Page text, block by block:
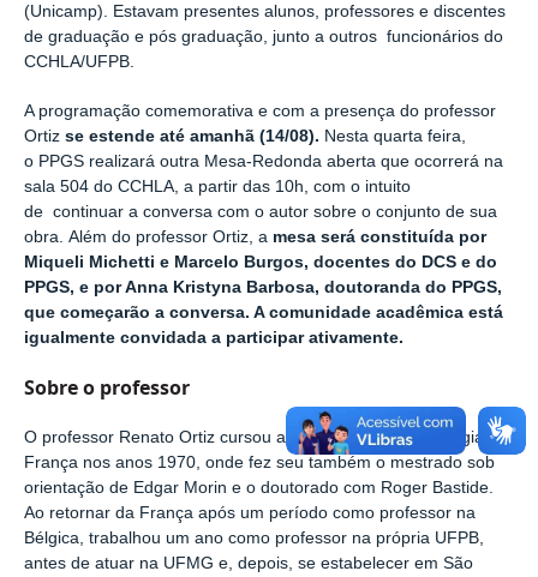
(Unicamp). Estavam presentes alunos, professores e discentes
de graduação e pós graduação, junto a outros funcionários do
CCHLA/UFPB.
A programação comemorativa e com a presença do professor
Ortiz se estende até amanhã (14/08). Nesta quarta feira,
o PPGS realizará outra Mesa-Redonda aberta que ocorrerá na
sala 504 do CCHLA, a partir das 10h, com o intuito
de continuar a conversa com o autor sobre o conjunto de sua
obra. Além do professor Ortiz, a mesa será constituída por
Miqueli Michetti e Marcelo Burgos, docentes do DCS e do
PPGS, e por Anna Kristyna Barbosa, doutoranda do PPGS,
que começarão a conversa. A comunidade acadêmica está
igualmente convidada a participar ativamente.
Sobre o professor
O professor Renato Ortiz cursou a graduação em Sociologia na
França nos anos 1970, onde fez seu também o mestrado sob
orientação de Edgar Morin e o doutorado com Roger Bastide.
Ao retornar da França após um período como professor na
Bélgica, trabalhou um ano como professor na própria UFPB,
antes de atuar na UFMG e, depois, se estabelecer em São